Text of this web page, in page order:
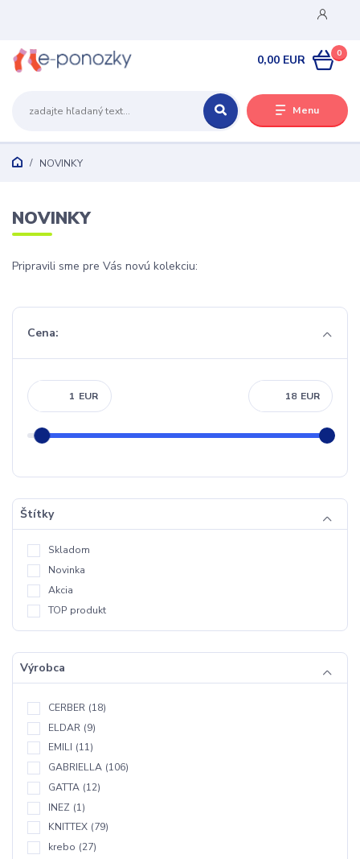
Menu
0
0,00 EUR
NOVINKY
NOVINKY
Pripravili sme pre Vás novú kolekciu:
Cena:
EUR EUR
Štítky
Skladom
Novinka
Akcia
TOP produkt
Výrobca
CERBER (18)
ELDAR (9)
EMILI (11)
GABRIELLA (106)
GATTA (12)
INEZ (1)
KNITTEX (79)
krebo (27)